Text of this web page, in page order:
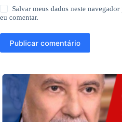
Salvar meus dados neste
eu comentar.
Publicar comentário